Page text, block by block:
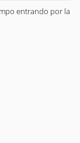
entrando por la